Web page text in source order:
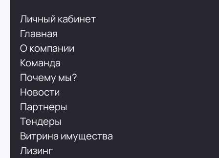
Личный кабинет
Главная
О компании
Команда
Почему мы?
Новости
Партнеры
Тендеры
Витрина имущества
Лизинг